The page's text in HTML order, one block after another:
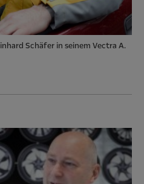
Schäfer in seinem Vectra A.